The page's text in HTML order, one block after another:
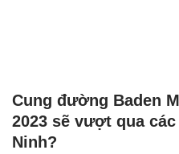
Cung đường Baden
2023 sẽ vượt qua
Ninh?